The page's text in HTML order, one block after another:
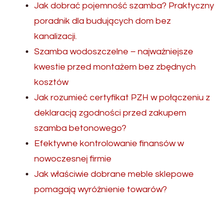
Jak dobrać pojemność szamba? Praktyczny
poradnik dla budujących dom bez
kanalizacji.
Szamba wodoszczelne – najważniejsze
kwestie przed montażem bez zbędnych
kosztów
Jak rozumieć certyfikat PZH w połączeniu z
deklaracją zgodności przed zakupem
szamba betonowego?
Efektywne kontrolowanie finansów w
nowoczesnej firmie
Jak właściwie dobrane meble sklepowe
pomagają wyróżnienie towarów?